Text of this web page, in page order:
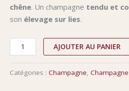
chêne. Un champagne tendu et
son élevage sur lies.
AJOUTER AU PANIER
Catégories : Champagne